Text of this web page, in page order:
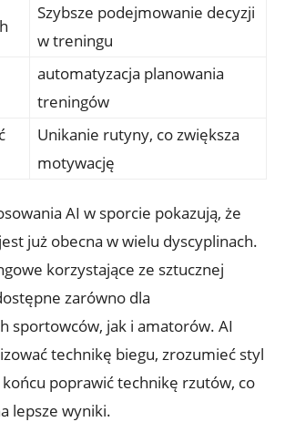
Szybsze podejmowanie decyzji
w treningu
automatyzacja planowania
treningów
Unikanie rutyny, co zwiększa
motywację
AI w sporcie pokazują, że
już obecna w wielu dyscyplinach.
korzystające ze sztucznej
zarówno dla
sportowców, jak i amatorów. AI
technikę biegu, zrozumieć styl
końcu poprawić technikę rzutów, co
lepsze wyniki.